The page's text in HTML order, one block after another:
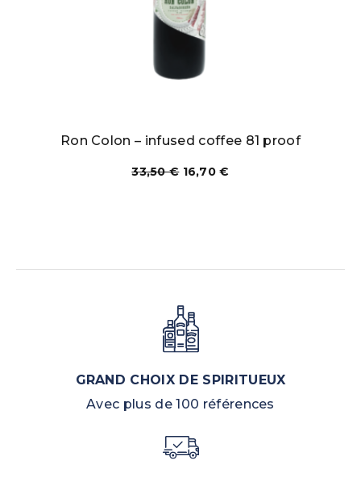
Ron Colon – infused coffee 81 proof
33,50€ 16,70€
GRAND CHOIX DE SPIRITUEUX
Avec plus de 100 références